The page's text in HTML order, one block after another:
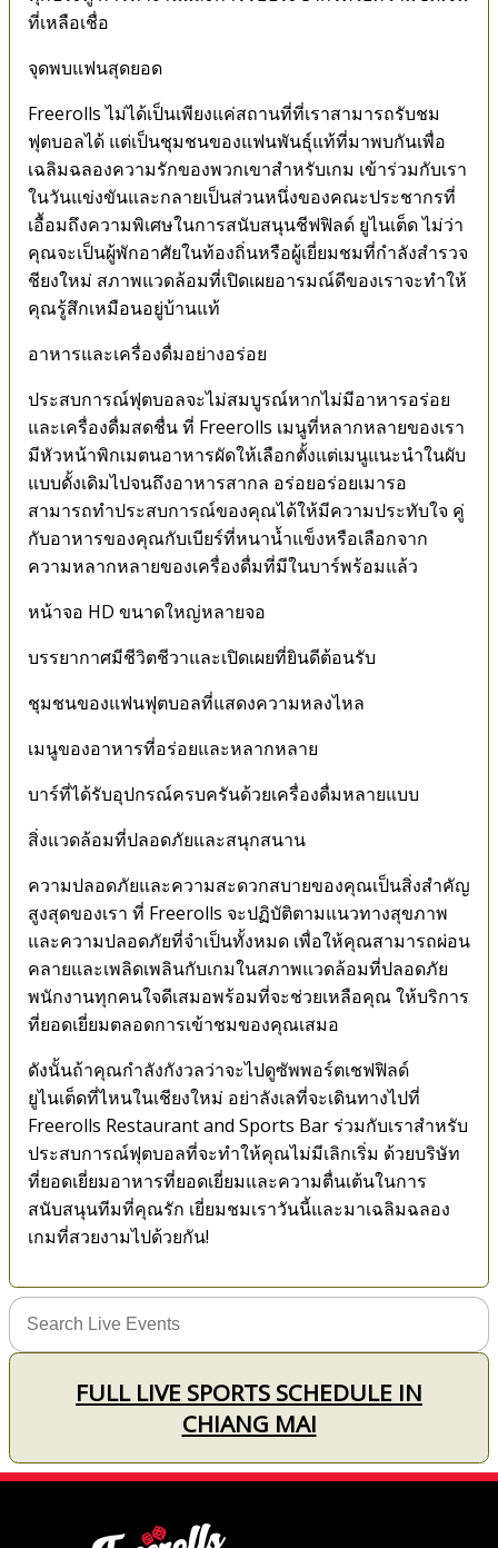
ที่เหลือเชื่อ
จุดพบแฟนสุดยอด
Freerolls ไม่ได้เป็นเพียงแค่สถานที่ที่เราสามารถรับชม
ฟุตบอลได้ แต่เป็นชุมชนของแฟนพันธุ์แท้ที่มาพบกันเพื่อ
เฉลิมฉลองความรักของพวกเขาสำหรับเกม เข้าร่วมกับเรา
ในวันแข่งขันและกลายเป็นส่วนหนึ่งของคณะประชากรที่
เอื้อมถึงความพิเศษในการสนับสนุนชีฟฟิลด์ ยูไนเต็ด ไม่ว่า
คุณจะเป็นผู้พักอาศัยในท้องถิ่นหรือผู้เยี่ยมชมที่กำลังสำรวจ
ชียงใหม่ สภาพแวดล้อมที่เปิดเผยอารมณ์ดีของเราจะทำให้
คุณรู้สึกเหมือนอยู่บ้านแท้
อาหารและเครื่องดื่มอย่างอร่อย
ประสบการณ์ฟุตบอลจะไม่สมบูรณ์หากไม่มีอาหารอร่อย
และเครื่องดื่มสดชื่น ที่ Freerolls เมนูที่หลากหลายของเรา
มีหัวหน้าพิกเมตนอาหารผัดให้เลือกตั้งแต่เมนูแนะนำในผับ
แบบดั้งเดิมไปจนถึงอาหารสากล อร่อยอร่อยเมารอ
สามารถทำประสบการณ์ของคุณได้ให้มีความประทับใจ คู่
กับอาหารของคุณกับเบียร์ที่หนาน้ำแข็งหรือเลือกจาก
ความหลากหลายของเครื่องดื่มที่มีในบาร์พร้อมแล้ว
หน้าจอ HD ขนาดใหญ่หลายจอ
บรรยากาศมีชีวิตชีวาและเปิดเผยที่ยินดีต้อนรับ
ชุมชนของแฟนฟุตบอลที่แสดงความหลงไหล
เมนูของอาหารที่อร่อยและหลากหลาย
บาร์ที่ได้รับอุปกรณ์ครบครันด้วยเครื่องดื่มหลายแบบ
สิ่งแวดล้อมที่ปลอดภัยและสนุกสนาน
ความปลอดภัยและความสะดวกสบายของคุณเป็นสิ่งสำคัญ
สูงสุดของเรา ที่ Freerolls จะปฏิบัติตามแนวทางสุขภาพ
และความปลอดภัยที่จำเป็นทั้งหมด เพื่อให้คุณสามารถผ่อน
คลายและเพลิดเพลินกับเกมในสภาพแวดล้อมที่ปลอดภัย
พนักงานทุกคนใจดีเสมอพร้อมที่จะช่วยเหลือคุณ ให้บริการ
ที่ยอดเยี่ยมตลอดการเข้าชมของคุณเสมอ
ดังนั้นถ้าคุณกำลังกังวลว่าจะไปดูซัพพอร์ตเชฟฟิลด์
ยูไนเต็ดที่ไหนในเชียงใหม่ อย่าลังเลที่จะเดินทางไปที่
Freerolls Restaurant and Sports Bar ร่วมกับเราสำหรับ
ประสบการณ์ฟุตบอลที่จะทำให้คุณไม่มีเลิกเริ่ม ด้วยบริษัท
ที่ยอดเยี่ยมอาหารที่ยอดเยี่ยมและความตื่นเต้นในการ
สนับสนุนทีมที่คุณรัก เยี่ยมชมเราวันนี้และมาเฉลิมฉลอง
เกมที่สวยงามไปด้วยกัน!
FULL LIVE SPORTS SCHEDULE IN
CHIANG MAI